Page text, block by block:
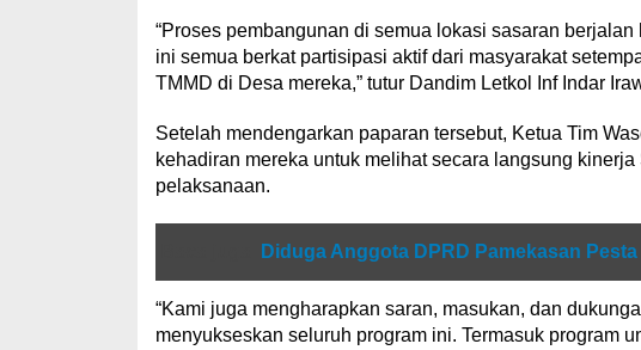
“Proses pembangunan di semua lokasi sasaran
ini semua berkat partisipasi aktif dari masyarakat
TMMD di Desa mereka,” tutur Dandim Letkol Inf Indar
Setelah mendengarkan paparan tersebut, Ketua Tim
kehadiran mereka untuk melihat secara langsung
pelaksanaan.
Diduga Anggota DPRD Pamekasan
“Kami juga mengharapkan saran, masukan, dan
menyukseskan seluruh program ini. Termasuk program